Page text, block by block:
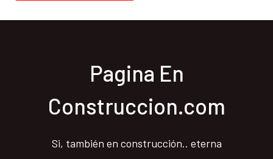
Pagina En
Construccion.com
Si, también en construcción.. eterna